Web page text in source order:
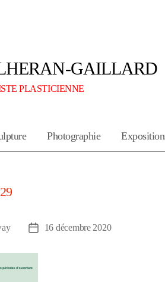
GAILLARD
PLASTICIENNE
Photographie
Date16 décembre 2020